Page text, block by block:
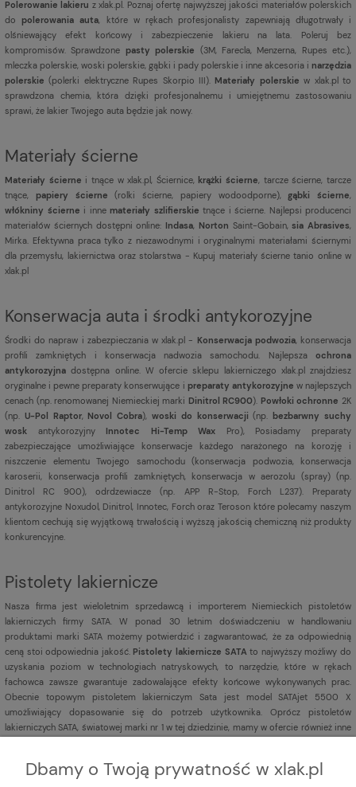
Polerowanie lakieru z xlak.pl. Poznaj ofertę najwyższej jakości materiałów polerskich
dopolerowania auta , które w rękach profesjonalisty zapewniają długotrwały i
olśniewający efekt końcowy i zabezpieczenie lakieru na lata. Poleruj bez
kompromisów. Sprawdzone pasty polerskie (3M, Farecla, Menzerna, Rupes etc.),
mleczka polerskie, woski polerskie, gąbki i pady polerskie i inne akcesoria i narzędzia
polerskie (polerki elektryczne Rupes Skorpio III). Materiały polerskie w xlak.pl to
sprawdzona chemia, która dzięki profesjonalnemu i umiejętnemu zastosowaniu
sprawi, że lakier Twojego auta będzie jak nowy.
Materiały ścierne
Materiały ścierne i tnące w xlak.pl, Ściernice,krążki ścierne , tarcze ścierne, tarcze
tnące, papiery ścierne (rolki ścierne, papiery wodoodporne),gąbki ścierne
włókniny ścierne i inne materiały szlifierskie tnące i ścierne. Najlepsi producenci
materiałów ściernych dostępni online: Indasa Norton Saint-Gobain,sia Abrasives
Mirka. Efektywna praca tylko z niezawodnymi i oryginalnymi materiałami ściernymi
dla przemysłu, lakiernictwa oraz stolarstwa - Kupuj materiały ścierne tanio online w
xlak.pl
Konserwacja auta i środki antykorozyjne
Środki do napraw i zabezpieczania w xlak.pl - Konserwacja podwozia, konserwacja
profili zamkniętych i konserwacja nadwozia samochodu. Najlepsza ochrona
antykorozyjna dostępna online. W ofercie sklepu lakierniczego xlak.pl znajdziesz
oryginalne i pewne preparaty konserwujące i preparaty antykorozyjne w najlepszych
cenach (np. renomowanej Niemieckiej marki Dinitrol RC900). Powłoki ochronne 2K
(np. U-Pol Raptor, Novol Cobra),woski do konserwacji (np.bezbarwny suchy
wosk antykorozyjny Innotec Hi-Temp Wax Pro), Posiadamy preparaty
zabezpieczające umożliwiające konserwacje każdego narażonego na korozję i
niszczenie elementu Twojego samochodu (konserwacja podwozia, konserwacja
karoserii, konserwacja profili zamkniętych, konserwacja w aerozolu (spray) (np.
Dinitrol RC 900), odrdzewiacze (np. APP R-Stop, Forch L237). Preparaty
antykorozyjne Noxudol, Dinitrol, Innotec, Forch oraz Teroson które polecamy naszym
klientom cechują się wyjątkową trwałością i wyższą jakością chemiczną niż produkty
konkurencyjne.
Pistolety lakiernicze
Nasza firma jest wieloletnim sprzedawcą i importerem Niemieckich pistoletów
lakierniczych firmy SATA. W ponad 30 letnim doświadczeniu w handlowaniu
produktami marki SATA możemy potwierdzić i zagwarantować, że za odpowiednią
ceną stoi odpowiednia jakość. Pistolety lakiernicze SATA to najwyższy możliwy do
uzyskania poziom w technologiach natryskowych, to narzędzie, które w rękach
fachowca zawsze gwarantuje zadowalające efekty końcowe wykonywanych prac.
Obecnie topowym pistoletem lakierniczym Sata jest model SATAjet 5500 X
umożliwiający dopasowanie się do potrzeb użytkownika. Oprócz pistoletów
lakierniczych SATA, światowej marki nr 1 w tej dziedzinie, mamy w ofercie również inne
Dbamy o Twoją prywatność w xlak.pl